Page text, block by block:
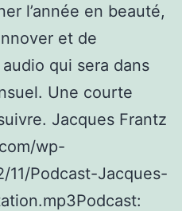
l’année en beauté,
et de
qui sera dans
Une courte
Jacques Frantz
wp-
Podcast-Jacques-